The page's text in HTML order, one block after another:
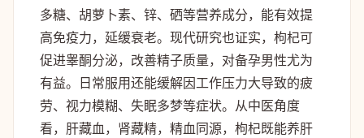
多糖、胡萝卜素、锌、硒等营养成分，能有效提
高免疫力，延缓衰老。现代研究也证实，枸杞可
促进睾酮分泌，改善精子质量，对备孕男性尤为
有益。日常服用还能缓解因工作压力大导致的疲
劳、视力模糊、失眠多梦等症状。从中医角度
看，肝藏血，肾藏精，精血同源，枸杞既能养肝